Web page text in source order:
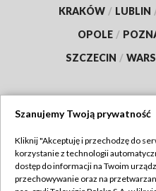
KRAKÓW / LUBLIN
OPOLE /
SZCZECIN /
Abonament TVP
Szanujemy Twoją prywatność
Kliknij "Akceptuję i przechodzę do
korzystanie z technologii
dostęp do informacji na Twoim
przechowywanie oraz na